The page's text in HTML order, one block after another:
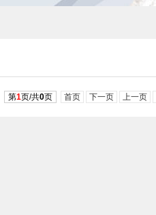
第1页/共0页 首页 下一页 上一页